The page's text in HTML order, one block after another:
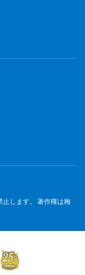
します。 著作権は梅